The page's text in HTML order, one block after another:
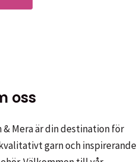
här
De
alternativen
kan
väljas
oss
& Mera är din destination för
garn och inspirerande